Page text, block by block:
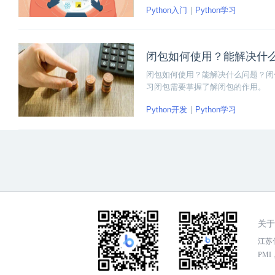
Python入门 Python学习
闭包如何使用？能解决什
闭包如何使用？能解决什么问题？
习闭包需要掌握了解闭包的作用。
Python开发 Python学习
关
江苏
PMI